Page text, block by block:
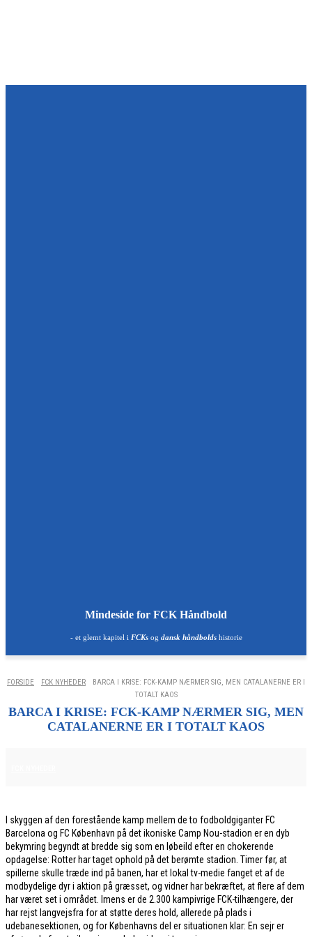
Mindeside for FCK Håndbold
- et glemt kapitel i FCKsog dansk håndboldshistorie
FORSIDE FCK NYHEDER
BARCA I KRISE: FCK-KAMP NÆRMER SIG, MEN CATALANERNE ER I
TOTALT KAOS
BARCA I KRISE: FCK-KAMP NÆRMER SIG, MEN
CATALANERNE ER I TOTALT KAOS
I skyggen af den forestående kamp mellem de to fodboldgiganter FC
Barcelona og FC København på det ikoniske Camp Nou-stadion er en dyb
bekymring begyndt at bredde sig som en løbeild efter en chokerende
opdagelse: Rotter har taget ophold på det berømte stadion. Timer før, at
spillerne skulle træde ind på banen, har et lokal tv-medie fanget et af de
modbydelige dyr i aktion på græsset, og vidner har bekræftet, at flere af dem
har været set i området. Imens er de 2.300 kampivrige FCK-tilhængere, der
har rejst langvejsfra for at støtte deres hold, allerede på plads i
udebanesektionen, og for Københavns del er situationen klar: En sejr er